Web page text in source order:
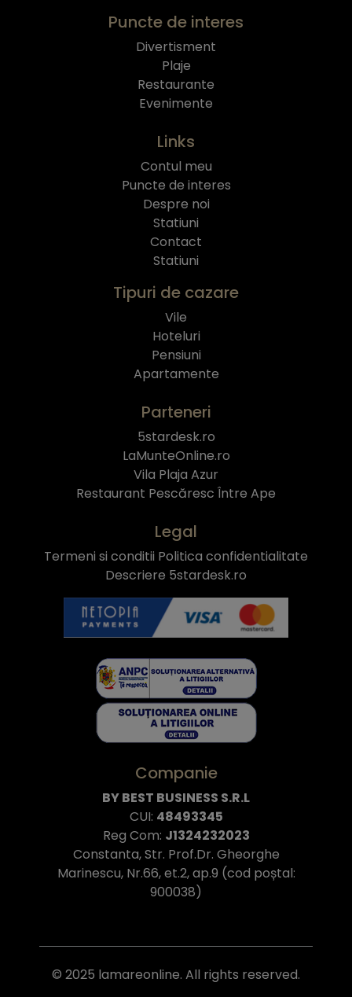
Puncte de interes
Divertisment
Plaje
Restaurante
Evenimente
Links
Contul meu
Puncte de interes
Despre noi
Statiuni
Contact
Statiuni
Tipuri de cazare
Vile
Hoteluri
Pensiuni
Apartamente
Parteneri
5stardesk.ro
LaMunteOnline.ro
Vila Plaja Azur
Restaurant Pescăresc Între Ape
Legal
Termeni si conditii Politica confidentialitate
Descriere 5stardesk.ro
Companie
BY BEST BUSINESS S.R.L
CUI: 48493345
Reg Com: J1324232023
Constanta, Str. Prof.Dr. Gheorghe
Marinescu, Nr.66, et.2, ap.9 (cod poștal:
900038)
© 2025 lamareonline. All rights reserved.